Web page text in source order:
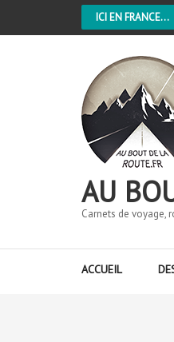
ICI EN FRANCE...
AU
Carnets de voyage,
ACCUEIL